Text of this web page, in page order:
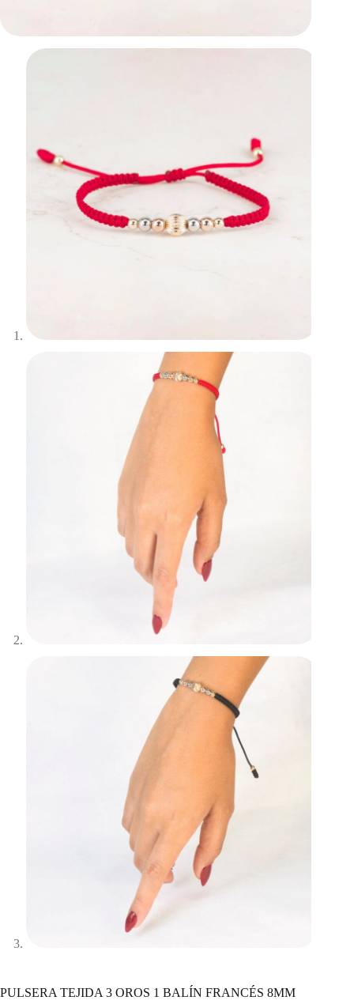
PULSERA TEJIDA 3 OROS 1 BALÍN FRANCÉS 8MM